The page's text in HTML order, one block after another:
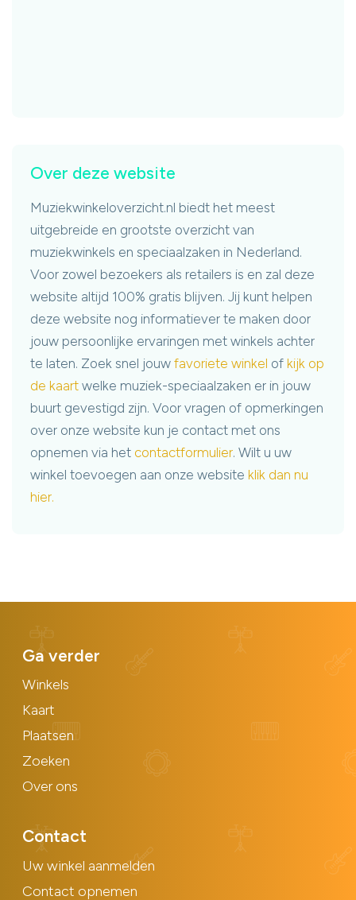
Over deze website
Muziekwinkeloverzicht.nl biedt het meest
uitgebreide en grootste overzicht van
muziekwinkels en speciaalzaken in Nederland.
Voor zowel bezoekers als retailers is en zal deze
website altijd 100% gratis blijven. Jij kunt helpen
deze website nog informatiever te maken door
jouw persoonlijke ervaringen met winkels achter
te laten. Zoek snel jouw favoriete winkel of kijk op
de kaartwelke muziek-speciaalzaken er in jouw
buurt gevestigd zijn. Voor vragen of opmerkingen
over onze website kun je contact met ons
opnemen via het contactformulier. Wilt u uw
winkel toevoegen aan onze website klik dan nu
hier.
Ga verder
Winkels
Kaart
Plaatsen
Zoeken
Over ons
Contact
Uw winkel aanmelden
Contact opnemen